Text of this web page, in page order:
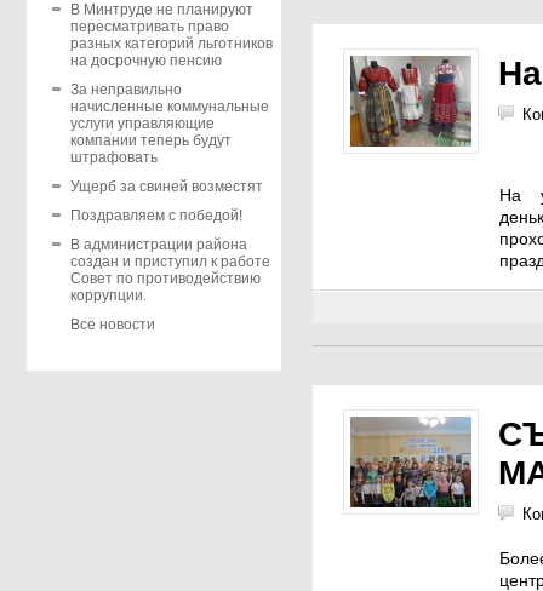
В Минтруде не планируют
пересматривать право
разных категорий льготников
на досрочную пенсию
За неправильно
начисленные коммунальные
услуги управляющие
компании теперь будут
штрафовать
Ущерб за свиней возместят
Поздравляем с победой!
В администрации района
создан и приступил к работе
Совет по противодействию
коррупции.
Все новости
На